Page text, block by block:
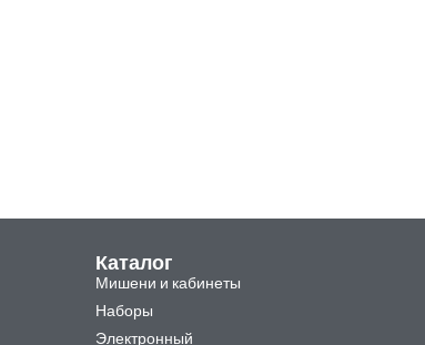
Каталог
Мишени и кабинеты
Наборы
Электронный